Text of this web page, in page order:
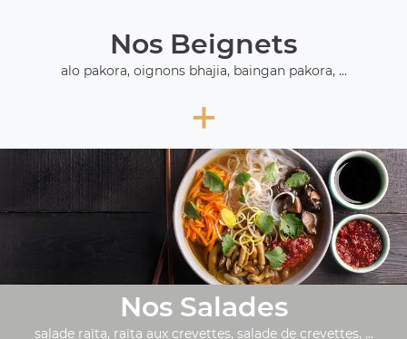
Nos Beignets
alo pakora, oignons bhajia, baingan pakora, ...
+
Nos Salades
salade raïta, raïta aux crevettes, salade de crevettes, ...